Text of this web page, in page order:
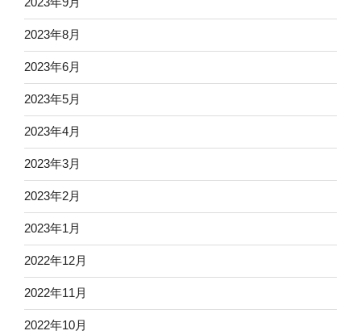
2023年8月
2023年6月
2023年5月
2023年4月
2023年3月
2023年2月
2023年1月
2022年12月
2022年11月
2022年10月